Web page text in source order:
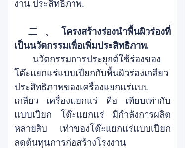
งาน ประสิทธิภาพ.
二、 โครงสร้างร่องนำพื้นผิวร่องที่
เป็นนวัตกรรมเพื่อเพิ่มประสิทธิภาพ.
นวัตกรรมการประยุกต์ใช้ร่องของ
โต๊ะแยกแร่แบบเปียกกับพื้นผิวร่องเกลียว
ประสิทธิภาพของเครื่องแยกแร่แบบ
เกลียว
เครื่องแยกแร่ คือ
เทียบเท่ากับ
แบบเปียก
โต๊ะแยกแร่ มีกำลังการผลิต
หลายสิบ
เท่าของโต๊ะแยกแร่แบบเปียก
ลดต้นทุนการก่อสร้างโรงงาน